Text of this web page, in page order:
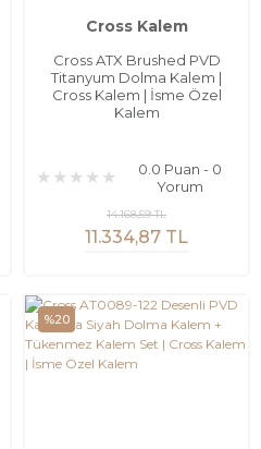
Cross Kalem
Cross ATX Brushed PVD
Titanyum Dolma Kalem |
Cross Kalem | İsme Özel
Kalem
0.0 Puan - 0
Yorum
11.334,87 TL
14.168,59 TL
%20